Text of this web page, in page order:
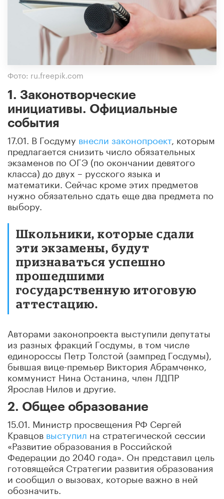
Фото: ru.freepik.com
1. Законотворческие
инициативы. Официальные
события
17.01. В Госдуму внесли законопроект, которым
предлагается снизить число обязательных
экзаменов по ОГЭ (по окончании девятого
класса) до двух – русского языка и
математики. Сейчас кроме этих предметов
нужно обязательно сдать еще два предмета по
выбору.
Школьники, которые сдали
эти экзамены, будут
признаваться успешно
прошедшими
государственную итоговую
аттестацию.
Авторами законопроекта выступили депутаты
из разных фракций Госдумы, в том числе
единороссы Петр Толстой (зампред Госдумы),
бывшая вице-премьер Виктория Абрамченко,
коммунист Нина Останина, член ЛДПР
Ярослав Нилов и другие.
2. Общее образование
15.01. Министр просвещения РФ Сергей
Кравцов выступил на стратегической сессии
«Развитие образования в Российской
Федерации до 2040 года». Он представил цель
готовящейся Стратегии развития образования
и сообщил о вызовах, которые важно в ней
обозначить.